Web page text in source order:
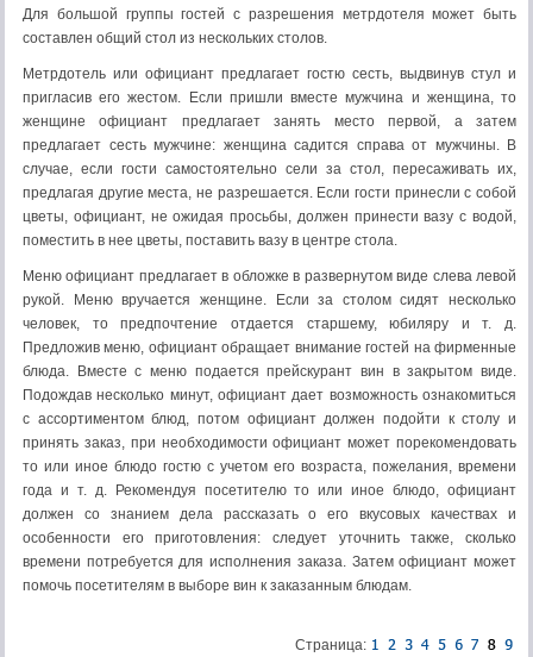
Для большой группы гостей с разрешения метрдотеля может быть
составлен общий стол из нескольких столов.
Метрдотель или официант предлагает гостю сесть, выдвинув стул и
пригласив его жестом. Если пришли вместе мужчина и женщина, то
женщине официант предлагает занять место первой, а затем
предлагает сесть мужчине: женщина садится справа от мужчины. В
случае, если гости самостоятельно сели за стол, пересаживать их,
предлагая другие места, не разрешается. Если гости принесли с собой
цветы, официант, не ожидая просьбы, должен принести вазу с водой,
поместить в нее цветы, поставить вазу в центре стола.
Меню официант предлагает в обложке в развернутом виде слева левой
рукой. Меню вручается женщине. Если за столом сидят несколько
человек, то предпочтение отдается старшему, юбиляру и т. д.
Предложив меню, официант обращает внимание гостей на фирменные
блюда. Вместе с меню подается прейскурант вин в закрытом виде.
Подождав несколько минут, официант дает возможность ознакомиться
с ассортиментом блюд, потом официант должен подойти к столу и
принять заказ, при необходимости официант может порекомендовать
то или иное блюдо гостю с учетом его возраста, пожелания, времени
года и т. д. Рекомендуя посетителю то или иное блюдо, официант
должен со знанием дела рассказать о его вкусовых качествах и
особенности его приготовления: следует уточнить также, сколько
времени потребуется для исполнения заказа. Затем официант может
помочь посетителям в выборе вин к заказанным блюдам.
Страница: